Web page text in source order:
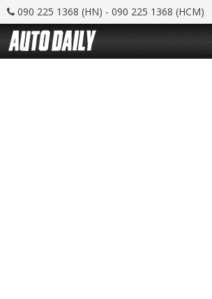
090 225 1368 (HN) - 090 225 1368 (HCM)